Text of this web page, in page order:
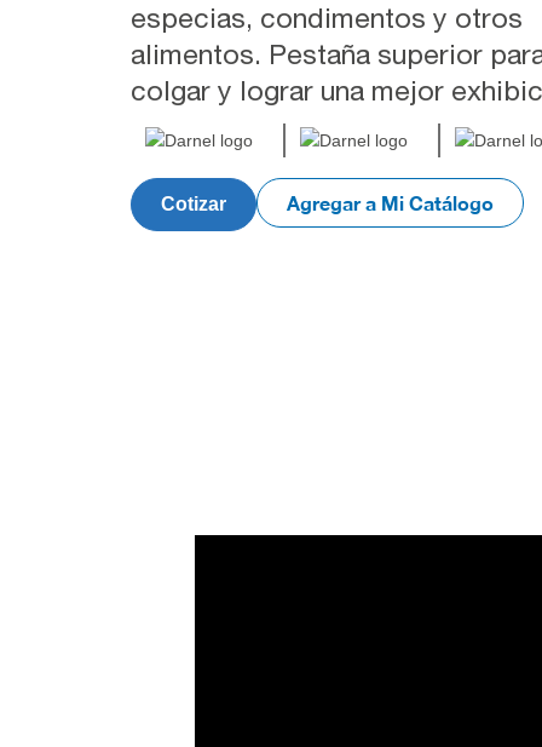
especias, condimentos y otros
alimentos. Pestaña superior
colgar y lograr una mejor
Cotizar Agregar a Mi Catálogo